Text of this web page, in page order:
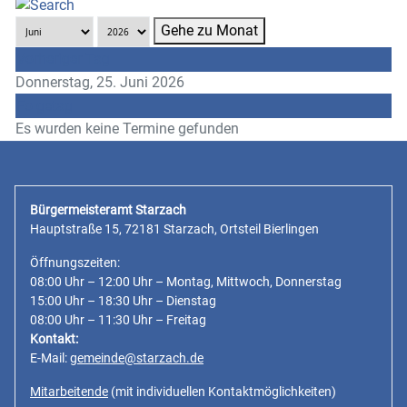
Gehe zu Monat
Donnerstag, 25. Juni 2026
Es wurden keine Termine gefunden
Bürgermeisteramt Starzach
Hauptstraße 15, 72181 Starzach, Ortsteil Bierlingen
Öffnungszeiten:
08:00 Uhr – 12:00 Uhr – Montag, Mittwoch, Donnerstag
15:00 Uhr – 18:30 Uhr – Dienstag
08:00 Uhr – 11:30 Uhr – Freitag
Kontakt:
E-Mail:gemeinde@starzach.de
Mitarbeitende (mit individuellen Kontaktmöglichkeiten)